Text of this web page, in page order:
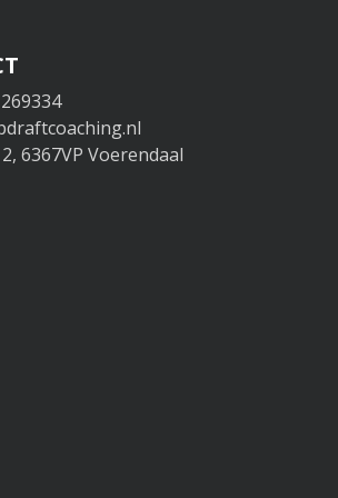
6367VP Voerendaal